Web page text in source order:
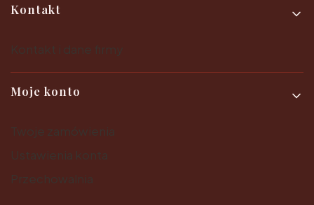
Kontakt
Moje konto